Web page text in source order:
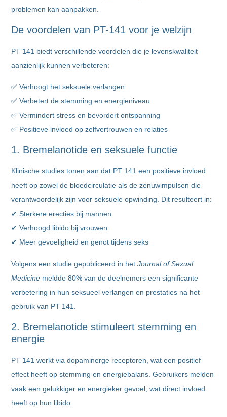
problemen kan aanpakken.
De voordelen van PT-141 voor je welzijn
PT 141 biedt verschillende voordelen die je levenskwaliteit
aanzienlijk kunnen verbeteren:
✅ Verhoogt het seksuele verlangen
✅ Verbetert de stemming en energieniveau
✅ Vermindert stress en bevordert ontspanning
✅ Positieve invloed op zelfvertrouwen en relaties
1. Bremelanotide en seksuele functie
Klinische studies tonen aan dat PT 141 een positieve invloed
heeft op zowel de bloedcirculatie als de zenuwimpulsen die
verantwoordelijk zijn voor seksuele opwinding. Dit resulteert in:
✔ Sterkere erecties bij mannen
✔ Verhoogd libido bij vrouwen
✔ Meer gevoeligheid en genot tijdens seks
Volgens een studie gepubliceerd in hetJournal of Sexual
Medicine meldde 80% van de deelnemers een significante
verbetering in hun seksueel verlangen en prestaties na het
gebruik van PT 141.
2. Bremelanotide stimuleert stemming en
energie
PT 141 werkt via dopaminerge receptoren, wat een positief
effect heeft op stemming en energiebalans. Gebruikers melden
vaak een gelukkiger en energieker gevoel, wat direct invloed
heeft op hun libido.